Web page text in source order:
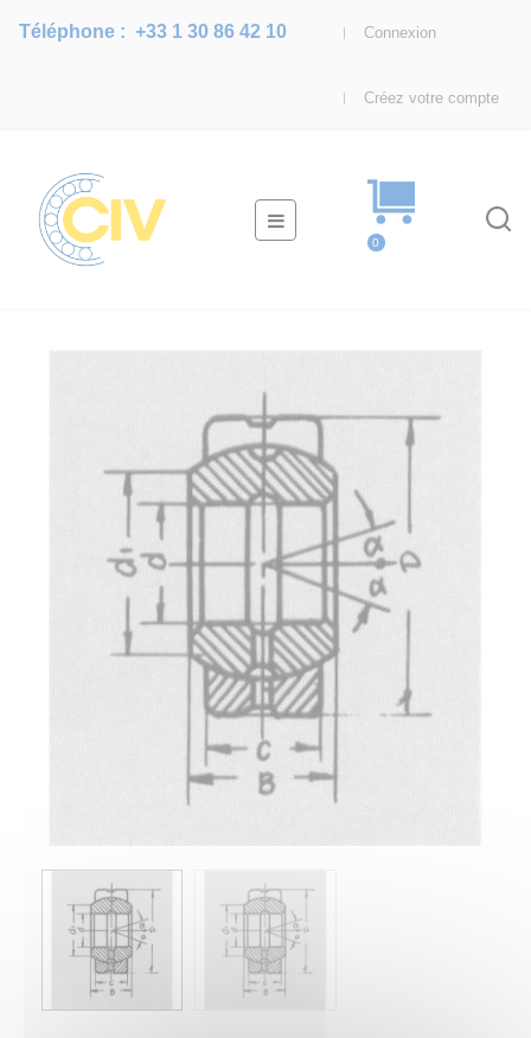
Connexion
Créez votre compte
Téléphone :+33 1 30 86 42 10
Basculer
la
☰
0